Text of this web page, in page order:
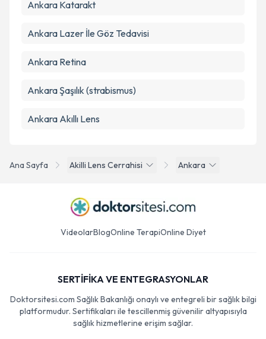
Ana Sayfa Akilli Lens Cerrahisi Ankara
Ankara Katarakt
Ankara Lazer İle Göz Tedavisi
Ankara Retina
Ankara Şaşılık (strabismus)
Ankara Akıllı Lens
VideolarBlogOnline TerapiOnline Diyet
SERTİFİKA VE ENTEGRASYONLAR
Doktorsitesi.com Sağlık Bakanlığı onaylı ve entegreli bir sağlık bilgi
platformudur. Sertifikaları ile tescillenmiş güvenilir altyapısıyla
sağlık hizmetlerine erişim sağlar.